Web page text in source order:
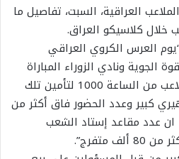
العراقية، السبت، تفاصيل ما
كلاسيكو العراق.
العرس الكروي العراقي
الجوية ونادي الزوراء المباراة
المؤجلة توجت قوة امن الملاعب من الساعة 1000 لتأمين تلك
كبير وعدد الحضور فاق أكثر من
عدد مقاعد إستاد الشعب